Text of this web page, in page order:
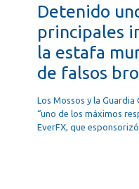
Detenido
principales
la estafa
de falsos
Los Mossos y la
“uno de los máximos
EverFX, que